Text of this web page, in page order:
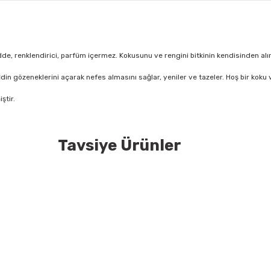
renklendirici, parfüm içermez. Kokusunu ve rengini bitkinin kendisinden
gözeneklerini açarak nefes almasını sağlar, yeniler ve tazeler. Hoş bir koku
yetersiz gördüğünüz noktaları öneri formunu kullanarak tarafımıza
Tavsiye Ürünler